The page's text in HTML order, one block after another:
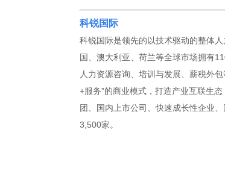
科锐国际
科锐国际是领先的以技术驱动的整体
国、澳大利亚、荷兰等全球市场拥有
人力资源咨询、培训与发展、薪税外
+服务”的商业模式，打造产业互联生
团、国内上市公司、快速成长性企业
3,500家。